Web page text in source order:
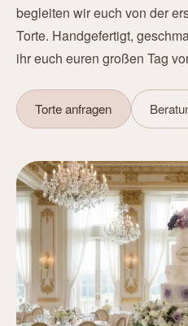
begleiten wir euch von der
Torte. Handgefertigt,
ihr euch euren großen Tag
Torte anfragen